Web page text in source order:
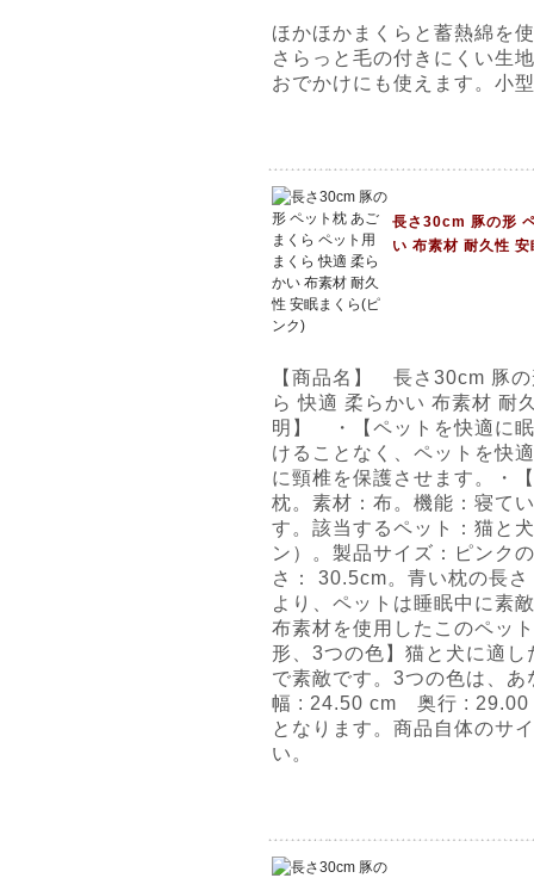
ほかほかまくらと蓄熱綿を
さらっと毛の付きにくい生
おでかけにも使えます。小
長さ30cm 豚の形
い 布素材 耐久性
【商品名】 長さ30cm 豚
ら 快適 柔らかい 布素材 耐
明】 ・【ペットを快適に
けることなく、ペットを快
に頸椎を保護させます。・
枕。素材：布。機能：寝て
す。該当するペット：猫と
ン）。製品サイズ：ピンク
さ： 30.5cm。青い枕の長
より、ペットは睡眠中に素
布素材を使用したこのペッ
形、3つの色】猫と犬に適
で素敵です。3つの色は、
幅 : 24.50 cm 奥行 :
となります。商品自体のサ
い。